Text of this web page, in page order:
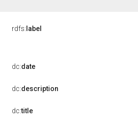
rdfs: label
dc:date
dc:description
dc:title